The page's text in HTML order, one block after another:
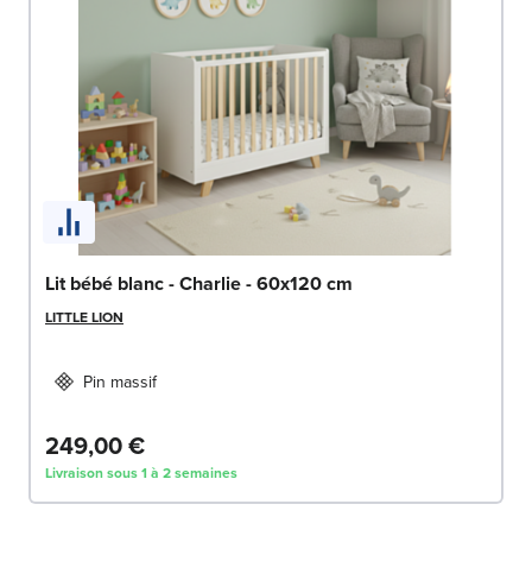
Lit bébé blanc - Charlie - 60x120 cm
LITTLE LION
Pin massif
249,00 €
Livraison sous 1 à 2 semaines